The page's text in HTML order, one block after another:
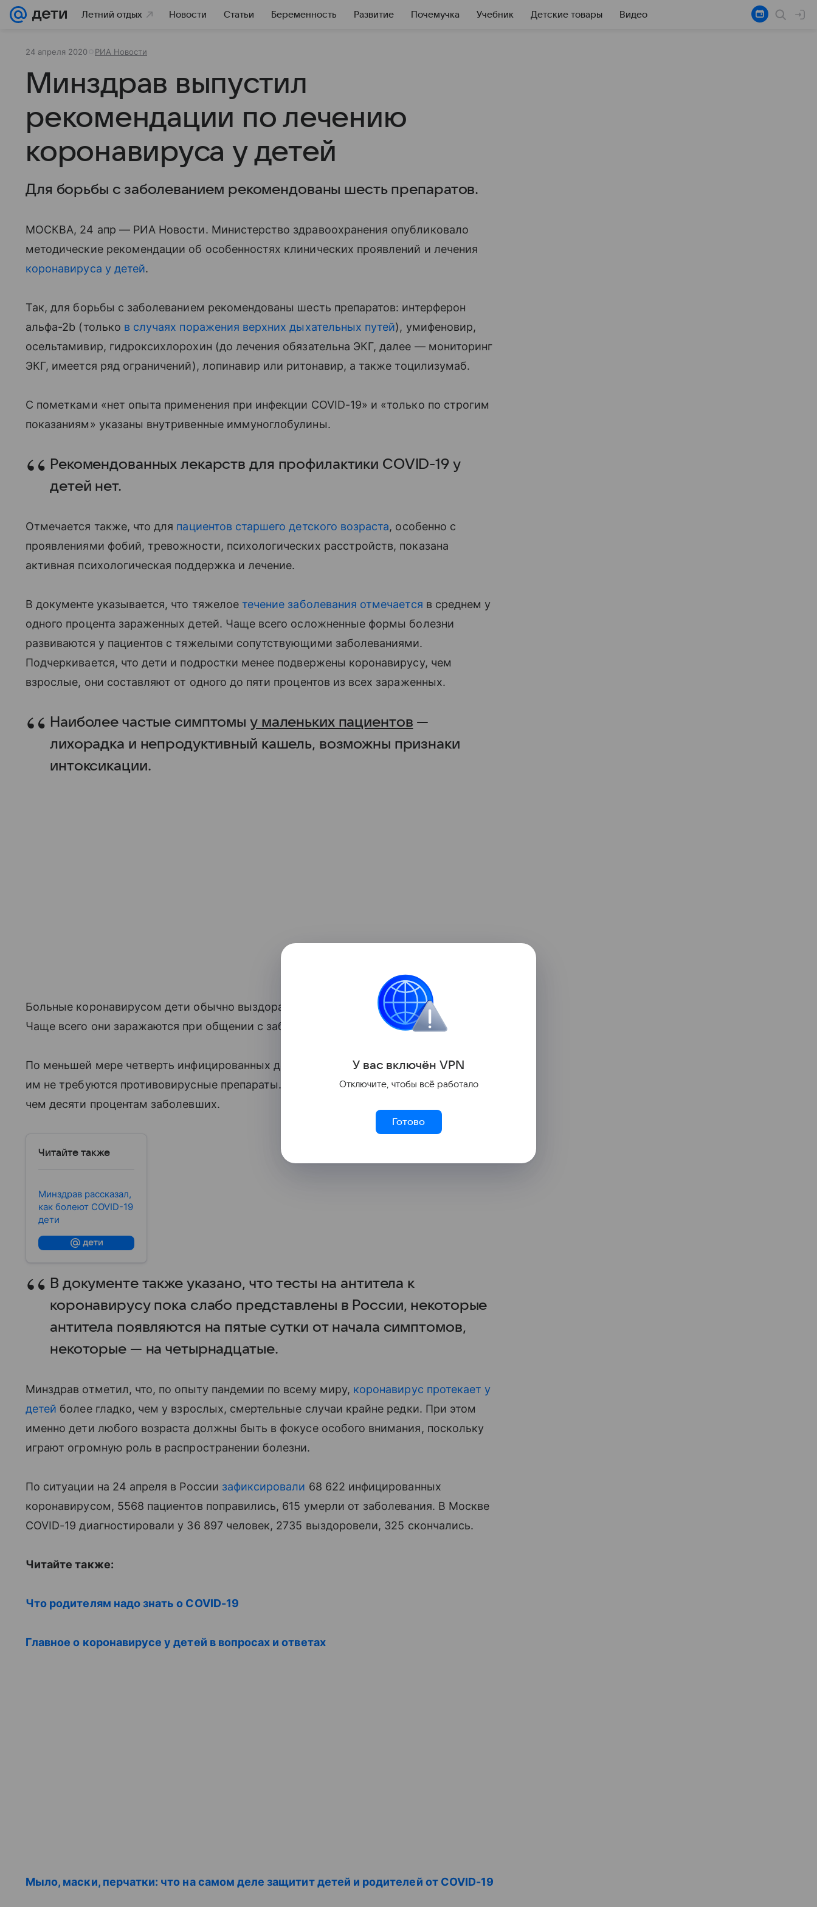
Летний отдых Новости Статьи Беременность Развитие Почемучка Учебник Детские товары Видео
24 апреля 2020 РИА Новости
Минздрав выпустил
рекомендации по лечению
коронавируса у детей
Для борьбы с заболеванием рекомендованы шесть препаратов.
МОСКВА, 24 апр — РИА Новости. Министерство здравоохранения опубликовало
методические рекомендации об особенностях клинических проявлений и лечения
коронавируса у детей.
Так, для борьбы с заболеванием рекомендованы шесть препаратов: интерферон
альфа-2b (только в случаях поражения верхних дыхательных путей), умифеновир,
осельтамивир, гидроксихлорохин (до лечения обязательна ЭКГ, далее — мониторинг
ЭКГ, имеется ряд ограничений), лопинавир или ритонавир, а также тоцилизумаб.
С пометками «нет опыта применения при инфекции COVID-19» и «только по строгим
показаниям» указаны внутривенные иммуноглобулины.
Рекомендованных лекарств для профилактики COVID-19 у
детей нет.
Отмечается также, что для пациентов старшего детского возраста, особенно с
проявлениями фобий, тревожности, психологических расстройств, показана
активная психологическая поддержка и лечение.
В документе указывается, что тяжелое течение заболевания отмечается в среднем у
одного процента зараженных детей. Чаще всего осложненные формы болезни
развиваются у пациентов с тяжелыми сопутствующими заболеваниями.
Подчеркивается, что дети и подростки менее подвержены коронавирусу, чем
взрослые, они составляют от одного до пяти процентов из всех зараженных.
Наиболее частые симптомыу маленьких пациентов —
лихорадка и непродуктивный кашель, возможны признаки
интоксикации.
Больные коронавирусом дети обычно выздоравливают в течение одной-двух недель.
Чаще всего они заражаются при общении с заболевшими взрослыми.
По меньшей мере четверть инфицированных детей переносят болезнь без симптомов
им не требуются противовирусные препараты. Госпитализация необходима не более
чем десяти процентам заболевших.
Читайте также
Минздрав рассказал,
как болеют COVID-19
дети
В документе также указано, что тесты на антитела к
коронавирусу пока слабо представлены в России, некоторые
антитела появляются на пятые сутки от начала симптомов,
некоторые — на четырнадцатые.
Минздрав отметил, что, по опыту пандемии по всему миру, коронавирус протекает у
детей более гладко, чем у взрослых, смертельные случаи крайне редки. При этом
именно дети любого возраста должны быть в фокусе особого внимания, поскольку
играют огромную роль в распространении болезни.
По ситуации на 24 апреля в России зафиксировали 68 622 инфицированных
коронавирусом, 5568 пациентов поправились, 615 умерли от заболевания. В Москве
COVID-19 диагностировали у 36 897 человек, 2735 выздоровели, 325 скончались.
Читайте также:
Что родителям надо знать о COVID-19
Главное о коронавирусе у детей в вопросах и ответах
Мыло, маски, перчатки: что на самом деле защитит детей и родителей от COVID-19
У вас включён VPN
Отключите, чтобы всё работало
Готово